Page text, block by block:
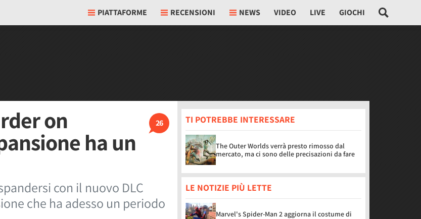
PIATTAFORME RECENSIONI NEWS VIDEO LIVE GIOCHI
26
on
ha un
con il nuovo DLC
che ha adesso un periodo
TI POTREBBE INTERESSARE
The Outer Worlds verrà presto rimosso dal
mercato, ma ci sono delle precisazioni da fare
LE NOTIZIE PIÙ LETTE
Marvel's Spider-Man 2 aggiorna il costume di